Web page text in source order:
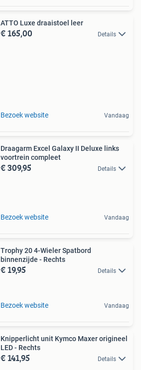
ATTO Luxe draaistoel leer
€ 165,00 Details
Bezoek website Vandaag
Draagarm Excel Galaxy II Deluxe links
voortrein compleet
€ 309,95 Details
Bezoek website Vandaag
Trophy 20 4-Wieler Spatbord
binnenzijde - Rechts
€ 19,95 Details
Bezoek website Vandaag
Knipperlicht unit Kymco Maxer origineel
LED - Rechts
€ 141,95 Details